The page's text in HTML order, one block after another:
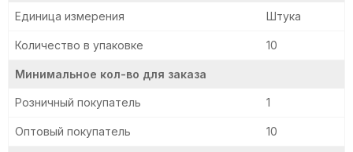
Единица измерения Штука
Количество в упаковке 10
Минимальное кол-во для заказа
Розничный покупатель 1
Оптовый покупатель 10